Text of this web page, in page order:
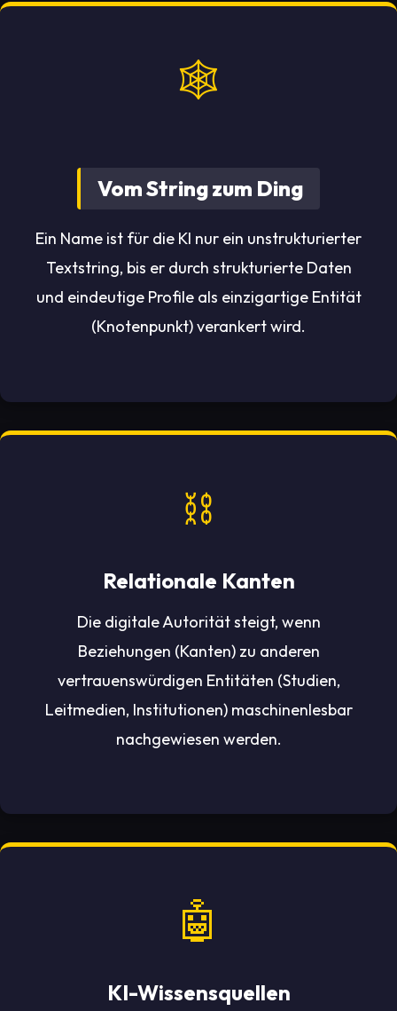
🕸️
Vom String zum Ding
Ein Name ist für die KI nur ein unstrukturierter
Textstring, bis er durch strukturierte Daten
und eindeutige Profile als einzigartige Entität
(Knotenpunkt) verankert wird.
⛓️
Relationale Kanten
Die digitale Autorität steigt, wenn
Beziehungen (Kanten) zu anderen
vertrauenswürdigen Entitäten (Studien,
Leitmedien, Institutionen) maschinenlesbar
nachgewiesen werden.
🤖
KI-Wissensquellen